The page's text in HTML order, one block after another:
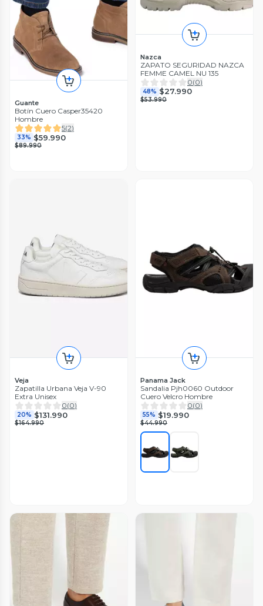
Guante
Botín Cuero Casper35420
Hombre
5(2)
33% $59.990
$89.990
Nazca
ZAPATO SEGURIDAD NAZCA
FEMME CAMEL NU 135
0(0)
48% $27.990
$53.990
Veja
Zapatilla Urbana Veja V-90
Extra Unisex
0(0)
20% $131.990
$164.990
Panama Jack
Sandalia Pjh0060 Outdoor
Cuero Velcro Hombre
0(0)
55% $19.990
$44.990